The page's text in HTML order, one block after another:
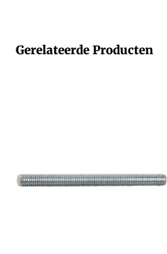
Gerelateerde Producten